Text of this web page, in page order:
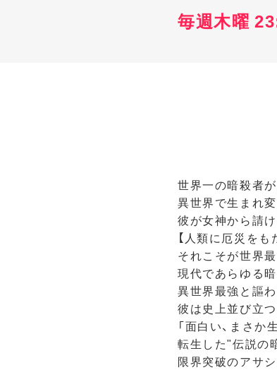
毎週木曜
世界一の暗殺者
異世界で生まれ
彼が女神から請
【人類に厄災を
それこそが世界
現代であらゆる
異世界最強と謳
彼は史上並び立
「面白い、まさ
転生した"伝説の
限界突破のアサ